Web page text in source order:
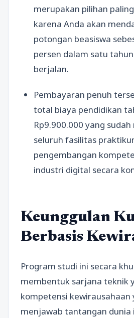
merupakan pilihan
karena Anda akan
potongan beasiswa
persen dalam satu
berjalan.
Pembayaran penuh
total biaya pendidikan
Rp9.900.000 yang
seluruh fasilitas
pengembangan
industri digital secara
Keunggulan
Berbasis
Program studi ini secara
membentuk sarjana teknik
kompetensi kewirausahaan
menjawab tantangan dunia